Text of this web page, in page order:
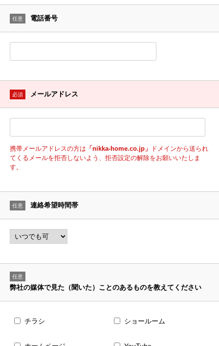
任意 電話番号
必須 メールアドレス
携帯メールアドレスの方は 「nikka-home.co.jp」
ドメインから送られ
てくるメールを拒否しないよう、拒否設定の解除をお願いいたしま
す。
任意 連絡希望時間帯
任意
弊社の媒体で見た（聞いた）ことのあるものを教えてください
チラシ ショールーム